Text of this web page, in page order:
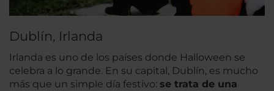
Dublín, Irlanda
Irlanda es uno de los países donde Halloween se
celebra a lo grande. En su capital, Dublín, es mucho
más que un simple día festivo: se trata de una